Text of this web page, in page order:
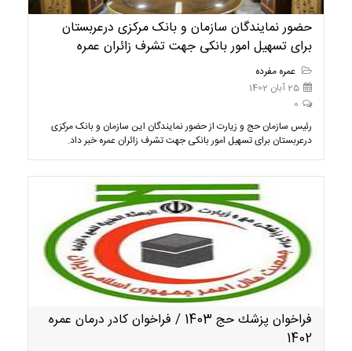
حضور نمایندگان سازمان و بانک مرکزی درعربستان
برای تسهیل امور بانکی جهت تشرف زائران عمره
عمره مفرده
25 آبان 1402
0
رئیس سازمان حج و زیارت از حضور نمایندگان این سازمان و بانک مرکزی
درعربستان برای تسهیل امور بانکی جهت تشرف زائران عمره خبر داد.
فراخوان پزشك حج 1403 / فراخوان کادر درمان عمره
1402